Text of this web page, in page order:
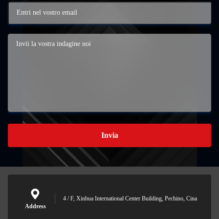
Invia
Address
4 / F, Xinhua International Center Building, Pechino, Cina